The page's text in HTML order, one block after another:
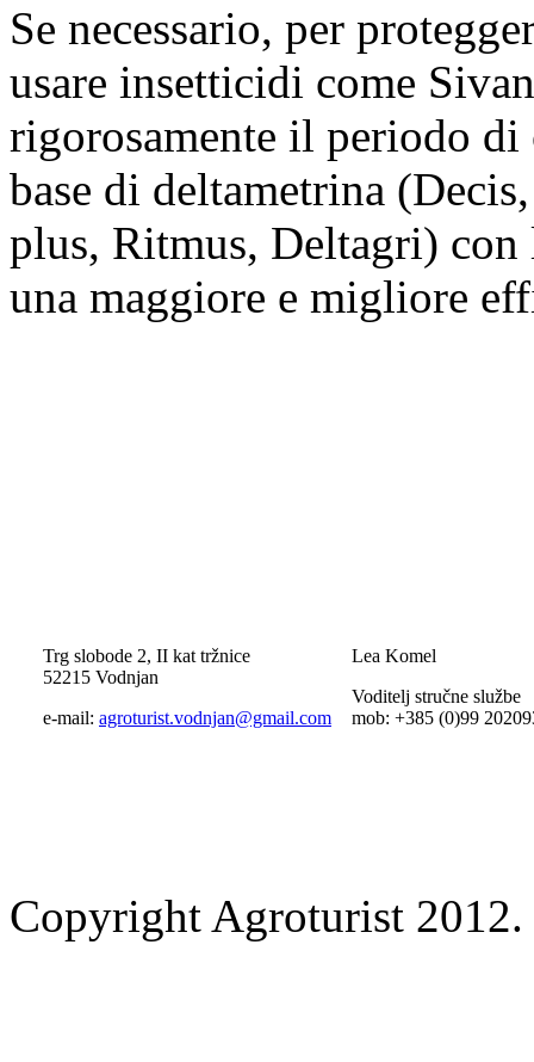
Se necessario, per
usare insetticidi come
rigorosamente il periodo
base di deltametrina
plus, Ritmus, Deltagri)
una maggiore e migliore
Trg slobode 2, II kat tržnice
52215 Vodnjan
e-mail: agroturist.vodnjan@gmail.com
Lea Komel
Voditelj stručne službe
mob: +385 (0)99
Copyright Agroturist 2012.